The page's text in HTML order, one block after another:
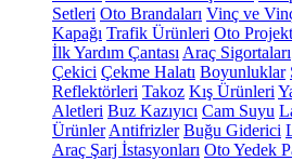
Setleri Oto Brandaları Vinç ve
Kapağı Trafik Ürünleri Oto
İlk Yardım Çantası Araç Sigortaları
Çekici Çekme Halatı Boyunluklar
Reflektörleri Takoz Kış Ürünleri
Aletleri Buz Kazıyıcı Cam Suyu
Ürünler Antifrizler Buğu Giderici
Araç Şarj İstasyonları Oto Yedek